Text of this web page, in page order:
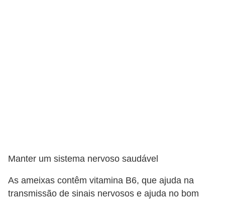
Manter um sistema nervoso saudável
As ameixas contêm vitamina B6, que ajuda na
transmissão de sinais nervosos e ajuda no bom